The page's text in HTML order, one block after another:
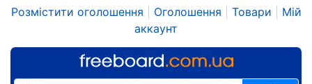
Розмістити оголошення Оголошення Товари
Мій
аккаунт